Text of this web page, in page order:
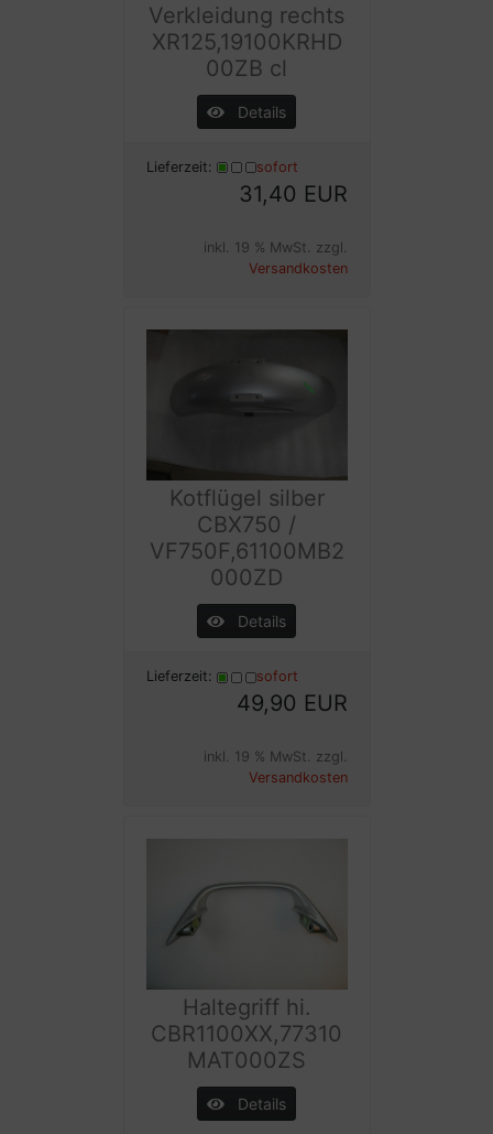
Verkleidung rechts
XR125,19100KRHD
00ZB cl
Details
Lieferzeit: sofort
31,40 EUR
inkl. 19 % MwSt. zzgl.
Versandkosten
Kotflügel silber
CBX750 /
VF750F,61100MB2
000ZD
Details
Lieferzeit: sofort
49,90 EUR
inkl. 19 % MwSt. zzgl.
Versandkosten
Haltegriff hi.
CBR1100XX,77310
MAT000ZS
Details